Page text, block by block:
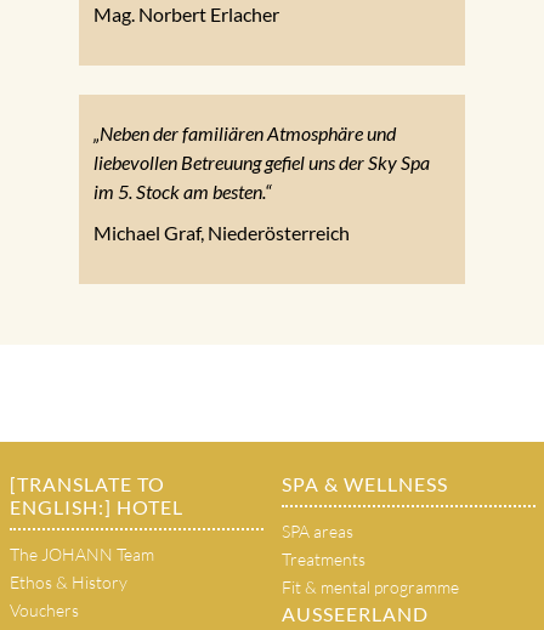
Mag. Norbert Erlacher
„Neben der familiären Atmosphäre und
liebevollen Betreuung gefiel uns der Sky Spa
im 5. Stock am besten.“
Michael Graf, Niederösterreich
[TRANSLATE TO
ENGLISH:] HOTEL
The JOHANN Team
Ethos & History
Vouchers
SPA & WELLNESS
SPA areas
Treatments
Fit & mental programme
AUSSEERLAND